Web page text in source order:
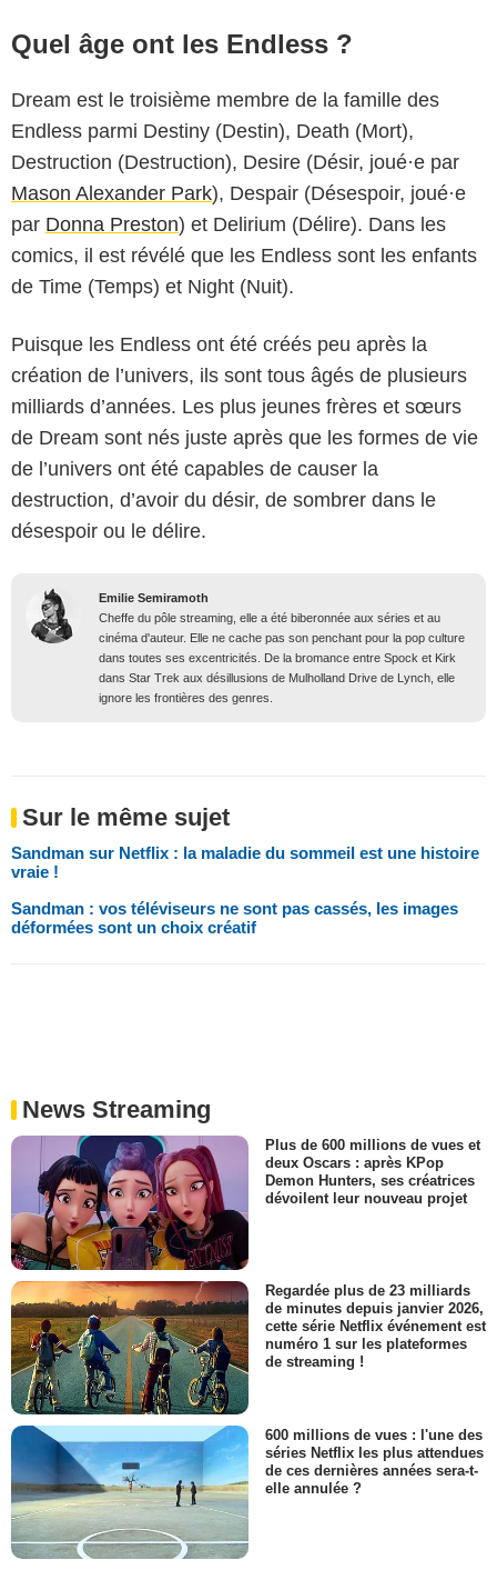
Quel âge ont les Endless ?
Dream est le troisième membre de la famille des
Endless parmi Destiny (Destin), Death (Mort),
Destruction (Destruction), Desire (Désir, joué·e par
Mason Alexander Park), Despair (Désespoir, joué·e
par Donna Preston) et Delirium (Délire). Dans les
comics, il est révélé que les Endless sont les enfants
de Time (Temps) et Night (Nuit).
Puisque les Endless ont été créés peu après la
création de l’univers, ils sont tous âgés de plusieurs
milliards d’années. Les plus jeunes frères et sœurs
de Dream sont nés juste après que les formes de vie
de l’univers ont été capables de causer la
destruction, d’avoir du désir, de sombrer dans le
désespoir ou le délire.
Emilie Semiramoth
Cheffe du pôle streaming, elle a été biberonnée aux séries et au
cinéma d'auteur. Elle ne cache pas son penchant pour la pop culture
dans toutes ses excentricités. De la bromance entre Spock et Kirk
dans Star Trek aux désillusions de Mulholland Drive de Lynch, elle
ignore les frontières des genres.
Sur le même sujet
Sandman sur Netflix : la maladie du sommeil est une histoire
vraie !
Sandman : vos téléviseurs ne sont pas cassés, les images
déformées sont un choix créatif
News Streaming
Plus de 600 millions de vues et
deux Oscars : après KPop
Demon Hunters, ses créatrices
dévoilent leur nouveau projet
Regardée plus de 23 milliards
de minutes depuis janvier 2026,
cette série Netflix événement est
numéro 1 sur les plateformes
de streaming !
600 millions de vues : l'une des
séries Netflix les plus attendues
de ces dernières années sera-t-
elle annulée ?